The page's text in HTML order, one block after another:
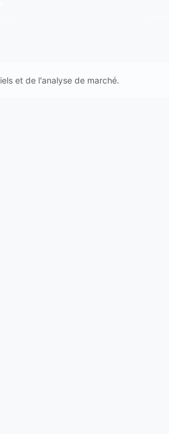
et de l'analyse de marché.